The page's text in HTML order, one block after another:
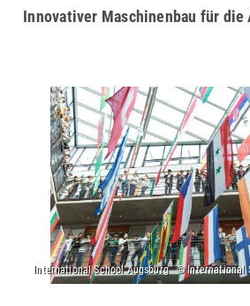
Innovativer Maschinenbau für